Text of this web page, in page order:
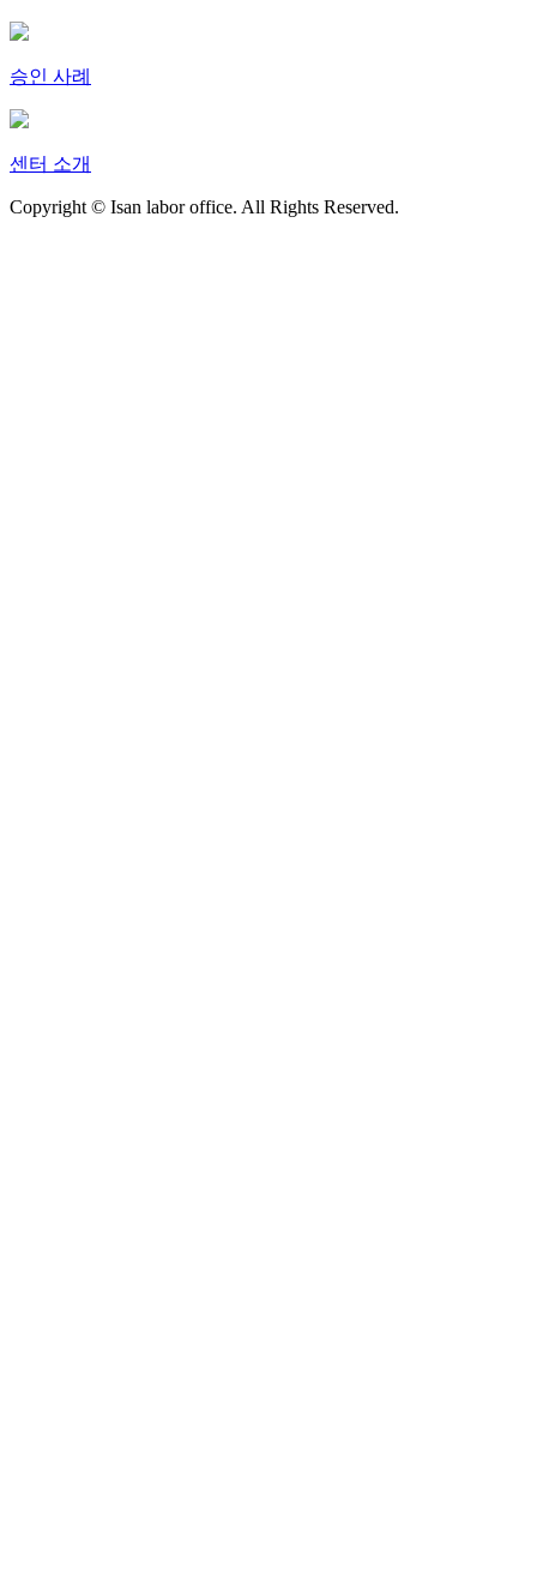
승인 사례
센터 소개
Copyright © Isan labor office. All Rights Reserved.